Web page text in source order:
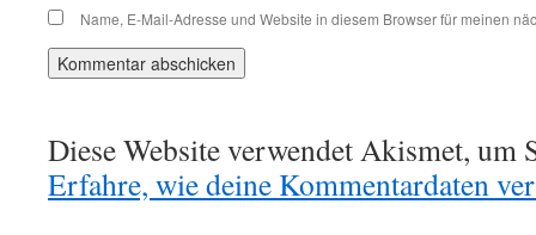
Name, E-Mail-Adresse und Website in diesem Browser für meinen
Diese Website verwendet Akismet, um
Erfahre, wie deine Kommentardaten